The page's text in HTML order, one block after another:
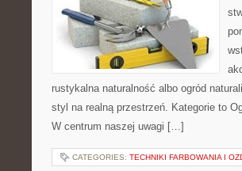
rustykalna naturalność albo ogród
styl na realną przestrzeń. Kategorie to
W centrum naszej uwagi […]
CATEGORIES: TECHNIKI FARBOWANIA I